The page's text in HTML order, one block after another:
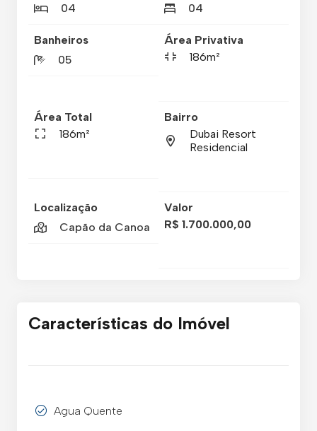
04
04
Banheiros
05
Área Privativa
186m²
Área Total
186m²
Bairro
Dubai Resort
Residencial
Localização
Capão da Canoa
Valor
R$ 1.700.000,00
Características do Imóvel
Agua Quente